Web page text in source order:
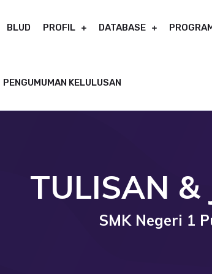
BLUD PROFIL DATABASE
PENGUMUMAN KELULUSAN
TULISAN &
SMK Negeri 1